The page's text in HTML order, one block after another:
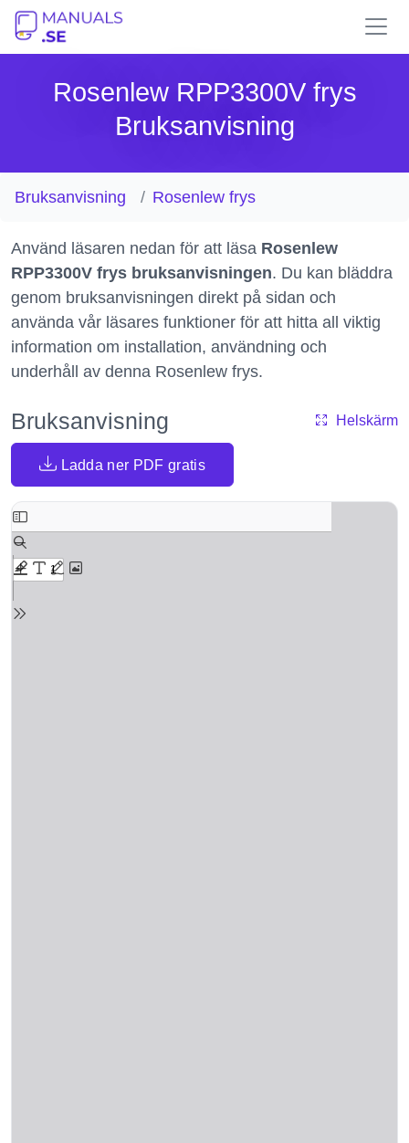
Rosenlew RPP3300V frys
Bruksanvisning
Bruksanvisning Rosenlew frys
Använd läsaren nedan för att läsa Rosenlew
RPP3300V frys bruksanvisningen. Du kan bläddra
genom bruksanvisningen direkt på sidan och
använda vår läsares funktioner för att hitta all viktig
information om installation, användning och
underhåll av denna Rosenlew frys.
Bruksanvisning Helskärm
Ladda ner PDF gratis